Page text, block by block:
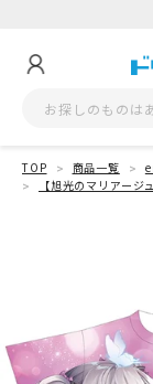
TOP 商品一覧
【旭光のマリアー